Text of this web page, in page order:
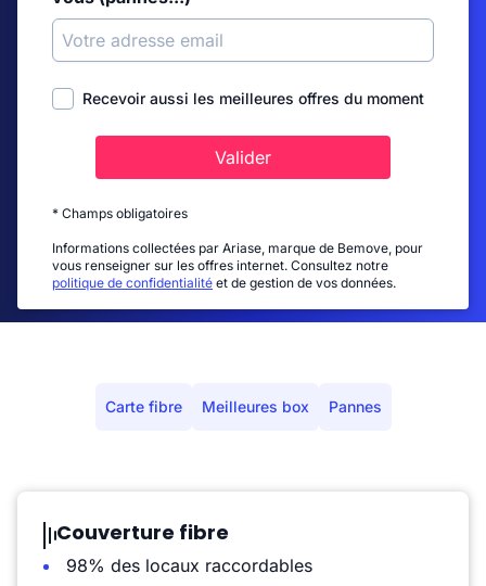
Recevoir aussi les meilleures offres du moment
Valider
* Champs obligatoires
Informations collectées par Ariase, marque de Bemove, pour
vous renseigner sur les offres internet. Consultez notre
politique de confidentialité et de gestion de vos données.
Carte fibre Meilleures box Pannes
Couverture fibre
98% des locaux raccordables